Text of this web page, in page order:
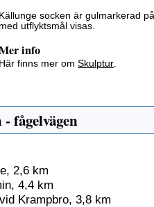
Källunge socken är gulmarkerad
med utflyktsmål visas.
info
Här finns mer om Skulptur.
fågelvägen
2,6 km
4,4 km
Krampbro, 3,8 km